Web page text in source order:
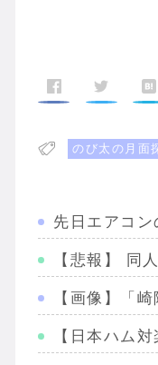
のび太の月面
先日エアコ
【悲報】 同
【画像】「
【日本ハム